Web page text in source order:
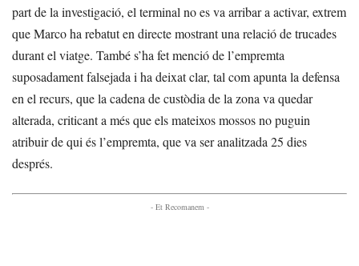
part de la investigació, el terminal no es va arribar a activar, extrem
que Marco ha rebatut en directe mostrant una relació de trucades
durant el viatge. També s’ha fet menció de l’empremta
suposadament falsejada i ha deixat clar, tal com apunta la defensa
en el recurs, que la cadena de custòdia de la zona va quedar
alterada, criticant a més que els mateixos mossos no puguin
atribuir de qui és l’empremta, que va ser analitzada 25 dies
després.
- Et Recomanem -